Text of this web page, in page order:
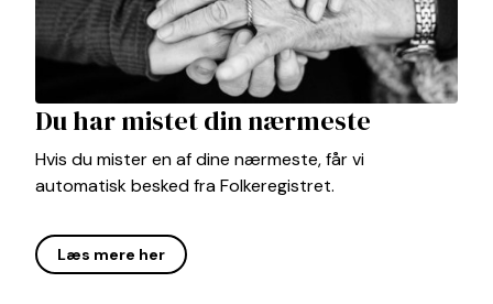
Du har mistet din nærmeste
Hvis du mister en af dine nærmeste, får vi
automatisk besked fra Folkeregistret.
Læs mere her